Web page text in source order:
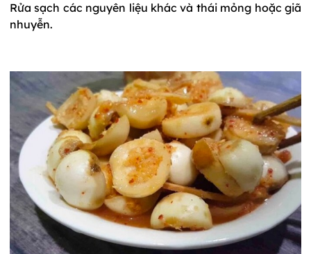
Rửa sạch các nguyên liệu khác và thái mỏng hoặc giã
nhuyễn.